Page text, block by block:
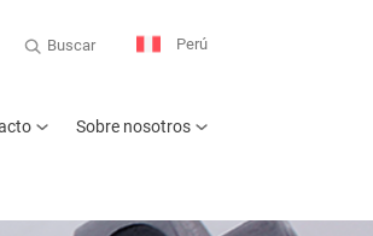
Buscar Perú
Sobre nosotros